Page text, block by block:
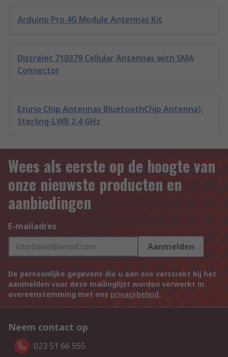
Arduino Pro 4G Module Antennas Kit
Distrelec 710379 Cellular Antennas with SMA
Connector
Ezurio Chip Antennas BluetoothChip Antenna),
Sterling-LWB 2.4 GHz
Wees als eerste op de hoogte van
onze nieuwste producten en
aanbiedingen
E-mailadres
Aanmelden
De persoonlijke gegevens die u aan ons verstrekt bij het
aanmelden voor deze mailinglijst worden verwerkt in
overeenstemming met ons privacybeleid.
Neem contact op
023 51 66 555